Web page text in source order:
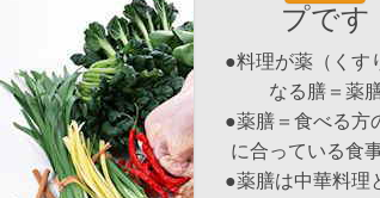
プです
●料理が薬（くす
なる膳＝薬
●薬膳＝食べる方
に合っている食
●薬膳は中華料理